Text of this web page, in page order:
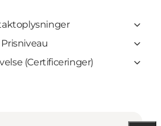
Prisniveau
(Certificeringer)